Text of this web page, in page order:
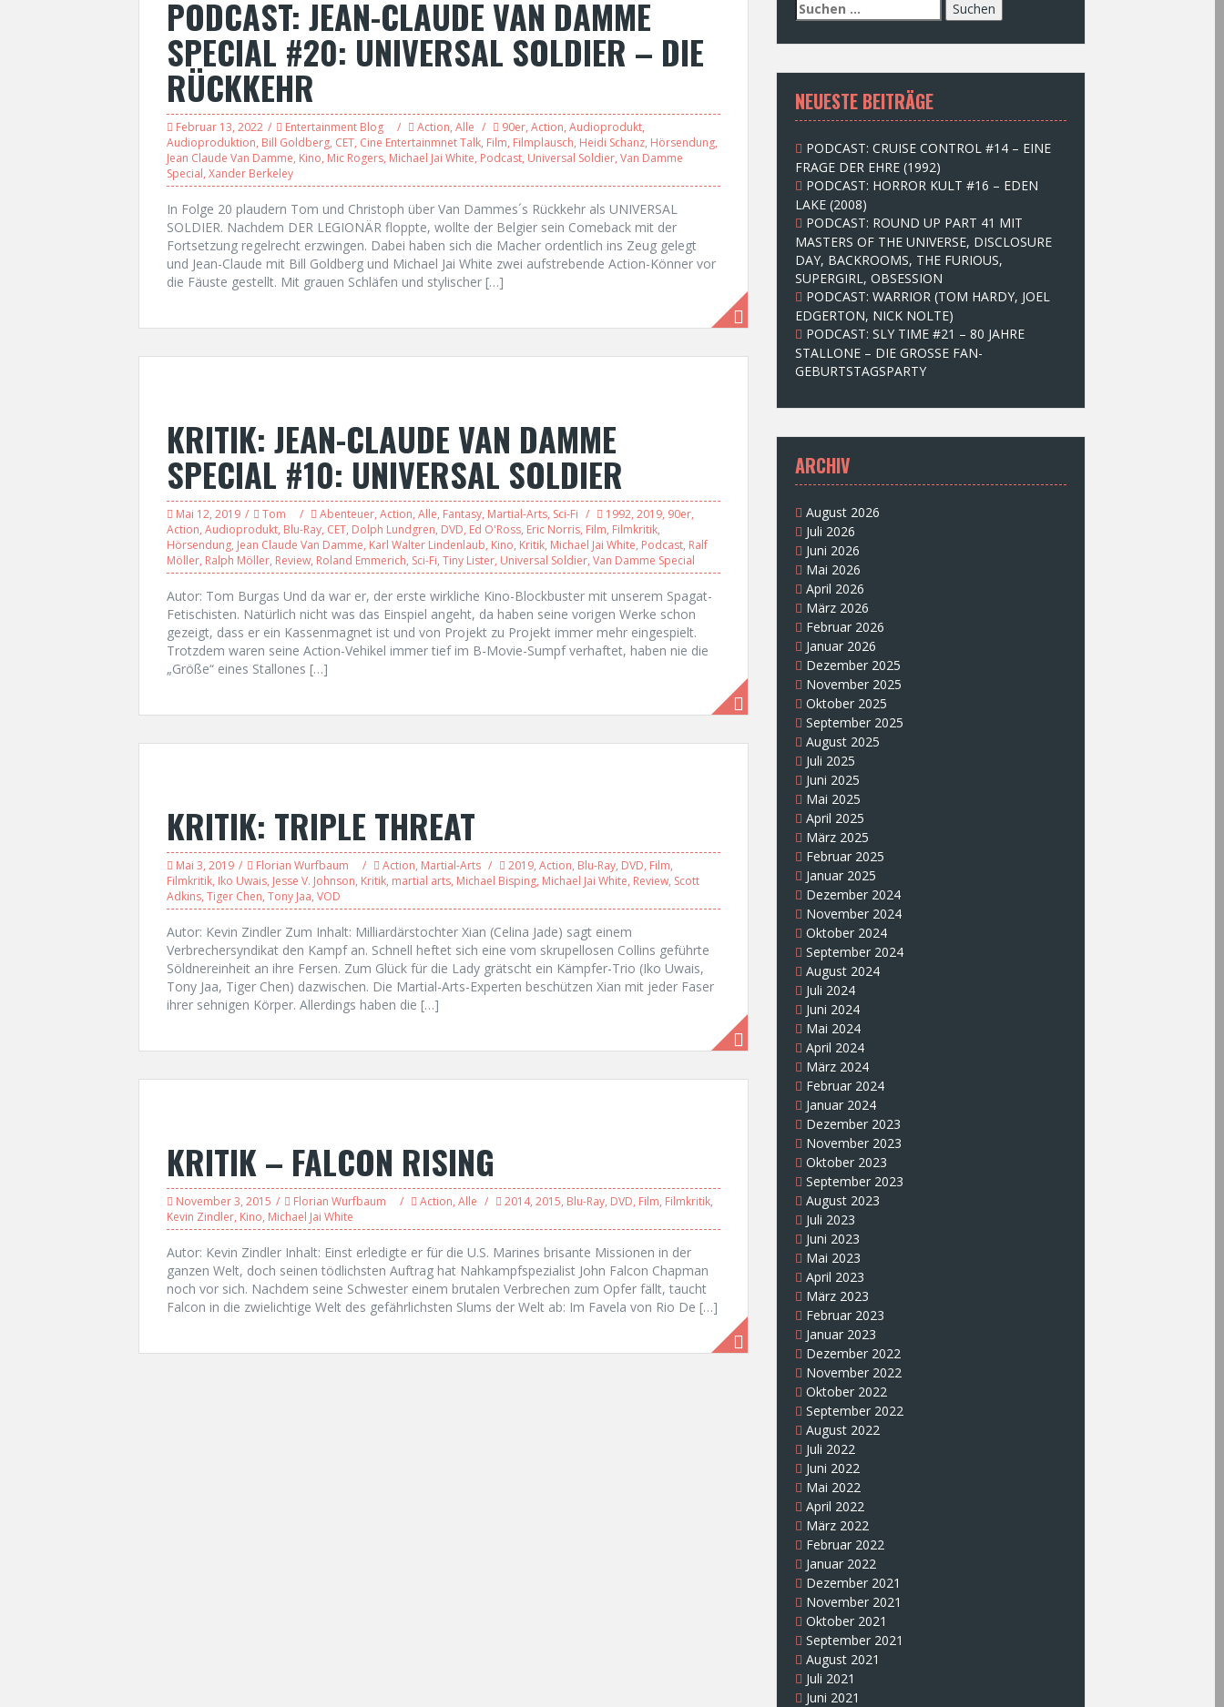
PODCAST: JEAN-CLAUDE VAN DAMME
SPECIAL #20: UNIVERSAL SOLDIER – DIE
RÜCKKEHR
Februar 13, 2022 Entertainment Blog Action, Alle 90er, Action, Audioprodukt,
Audioproduktion, Bill Goldberg, CET, Cine Entertainmnet Talk, Film, Filmplausch, Heidi Schanz, Hörsendung,
Jean Claude Van Damme, Kino, Mic Rogers, Michael Jai White, Podcast, Universal Soldier, Van Damme
Special, Xander Berkeley
In Folge 20 plaudern Tom und Christoph über Van Dammes´s Rückkehr als UNIVERSAL
SOLDIER. Nachdem DER LEGIONÄR floppte, wollte der Belgier sein Comeback mit der
Fortsetzung regelrecht erzwingen. Dabei haben sich die Macher ordentlich ins Zeug gelegt
und Jean-Claude mit Bill Goldberg und Michael Jai White zwei aufstrebende Action-Könner vor
die Fäuste gestellt. Mit grauen Schläfen und stylischer […]
KRITIK: JEAN-CLAUDE VAN DAMME
SPECIAL #10: UNIVERSAL SOLDIER
Mai 12, 2019 Tom Abenteuer, Action, Alle, Fantasy, Martial-Arts, Sci-Fi 1992, 2019, 90er,
Action, Audioprodukt, Blu-Ray, CET, Dolph Lundgren, DVD, Ed O'Ross, Eric Norris, Film, Filmkritik,
Hörsendung, Jean Claude Van Damme, Karl Walter Lindenlaub, Kino, Kritik, Michael Jai White, Podcast, Ralf
Möller, Ralph Möller, Review, Roland Emmerich, Sci-Fi, Tiny Lister, Universal Soldier, Van Damme Special
Autor: Tom Burgas Und da war er, der erste wirkliche Kino-Blockbuster mit unserem Spagat-
Fetischisten. Natürlich nicht was das Einspiel angeht, da haben seine vorigen Werke schon
gezeigt, dass er ein Kassenmagnet ist und von Projekt zu Projekt immer mehr eingespielt.
Trotzdem waren seine Action-Vehikel immer tief im B-Movie-Sumpf verhaftet, haben nie die
„Größe“ eines Stallones […]
KRITIK: TRIPLE THREAT
Mai 3, 2019 Florian Wurfbaum Action, Martial-Arts 2019, Action, Blu-Ray, DVD, Film,
Filmkritik, Iko Uwais, Jesse V. Johnson, Kritik, martial arts, Michael Bisping, Michael Jai White, Review, Scott
Adkins, Tiger Chen, Tony Jaa, VOD
Autor: Kevin Zindler Zum Inhalt: Milliardärstochter Xian (Celina Jade) sagt einem
Verbrechersyndikat den Kampf an. Schnell heftet sich eine vom skrupellosen Collins geführte
Söldnereinheit an ihre Fersen. Zum Glück für die Lady grätscht ein Kämpfer-Trio (Iko Uwais,
Tony Jaa, Tiger Chen) dazwischen. Die Martial-Arts-Experten beschützen Xian mit jeder Faser
ihrer sehnigen Körper. Allerdings haben die […]
KRITIK – FALCON RISING
November 3, 2015 Florian Wurfbaum Action, Alle 2014, 2015, Blu-Ray, DVD, Film, Filmkritik,
Kevin Zindler, Kino, Michael Jai White
Autor: Kevin Zindler Inhalt: Einst erledigte er für die U.S. Marines brisante Missionen in der
ganzen Welt, doch seinen tödlichsten Auftrag hat Nahkampfspezialist John Falcon Chapman
noch vor sich. Nachdem seine Schwester einem brutalen Verbrechen zum Opfer fällt, taucht
Falcon in die zwielichtige Welt des gefährlichsten Slums der Welt ab: Im Favela von Rio De […]
S
u
c
e
n
n
c
h
:
NEUESTE BEITRÄGE
PODCAST: CRUISE CONTROL #14 – EINE
FRAGE DER EHRE (1992)
PODCAST: HORROR KULT #16 – EDEN
LAKE (2008)
PODCAST: ROUND UP PART 41 MIT
MASTERS OF THE UNIVERSE, DISCLOSURE
DAY, BACKROOMS, THE FURIOUS,
SUPERGIRL, OBSESSION
PODCAST: WARRIOR (TOM HARDY, JOEL
EDGERTON, NICK NOLTE)
PODCAST: SLY TIME #21 – 80 JAHRE
STALLONE – DIE GROSSE FAN-
GEBURTSTAGSPARTY
ARCHIV
August 2026
Juli 2026
Juni 2026
Mai 2026
April 2026
März 2026
Februar 2026
Januar 2026
Dezember 2025
November 2025
Oktober 2025
September 2025
August 2025
Juli 2025
Juni 2025
Mai 2025
April 2025
März 2025
Februar 2025
Januar 2025
Dezember 2024
November 2024
Oktober 2024
September 2024
August 2024
Juli 2024
Juni 2024
Mai 2024
April 2024
März 2024
Februar 2024
Januar 2024
Dezember 2023
November 2023
Oktober 2023
September 2023
August 2023
Juli 2023
Juni 2023
Mai 2023
April 2023
März 2023
Februar 2023
Januar 2023
Dezember 2022
November 2022
Oktober 2022
September 2022
August 2022
Juli 2022
Juni 2022
Mai 2022
April 2022
März 2022
Februar 2022
Januar 2022
Dezember 2021
November 2021
Oktober 2021
September 2021
August 2021
Juli 2021
Juni 2021